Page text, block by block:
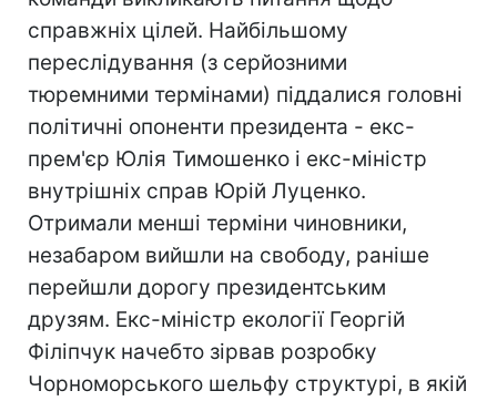
справжніх цілей. Найбільшому
переслідування (з серйозними
тюремними термінами) піддалися головні
політичні опоненти президента - екс-
прем'єр Юлія Тимошенко і екс-міністр
внутрішніх справ Юрій Луценко.
Отримали менші терміни чиновники,
незабаром вийшли на свободу, раніше
перейшли дорогу президентським
друзям. Екс-міністр екології Георгій
Філіпчук начебто зірвав розробку
Чорноморського шельфу структурі, в якій